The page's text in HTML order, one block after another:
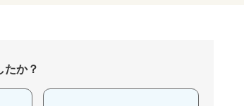
たか？